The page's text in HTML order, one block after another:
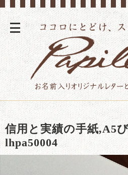
信用と実績の手紙
lhpa50004